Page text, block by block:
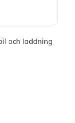
och laddning